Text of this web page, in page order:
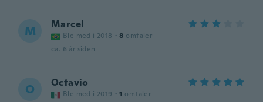
M Marcel
Ble med i 2018 · 8 omtaler
ca. 6 år siden
O Octavio
Ble med i 2019 · 1 omtaler